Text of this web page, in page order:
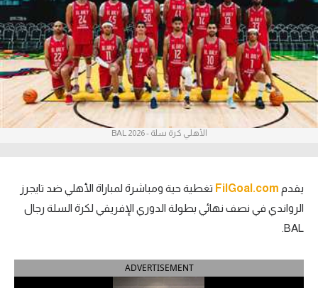
آراء حرة
ركن الألعاب
بطولات
أمريكا 2026
الدوري الإنجليزي الممتاز
الدوري الإسباني
الأهلي كرة سلة - BAL 2026
يقدم FilGoal.com تغطية حية ومباشرة لمباراة الأهلي ضد تايجرز
الرواندي في نصف نهائي بطولة الدوري الإفريقي لكرة السلة رجال
BAL.
ADVERTISEMENT